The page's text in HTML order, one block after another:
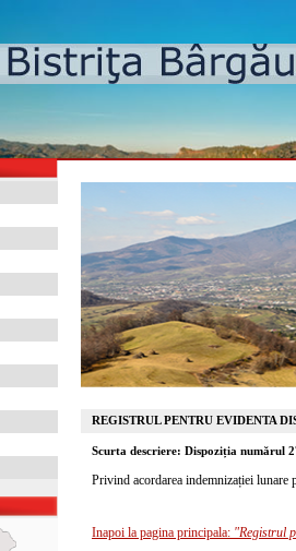
REGISTRUL PENTRU EVIDENTA
Scurta descriere: Dispoziția numărul
Privind acordarea indemnizației
Inapoi la pagina principala: "Registrul